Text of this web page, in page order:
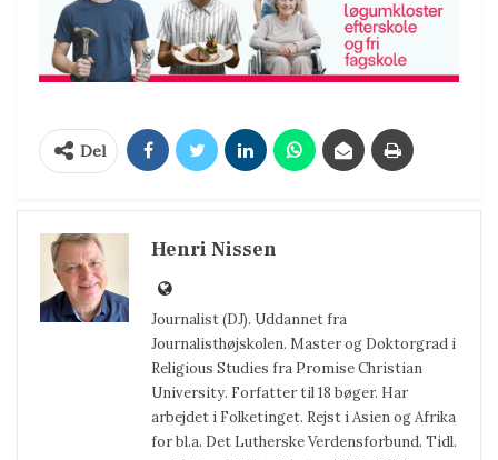
Del
Henri Nissen
Journalist (DJ). Uddannet fra
Journalisthøjskolen. Master og Doktorgrad i
Religious Studies fra Promise Christian
University. Forfatter til 18 bøger. Har
arbejdet i Folketinget. Rejst i Asien og Afrika
for bl.a. Det Lutherske Verdensforbund. Tidl.